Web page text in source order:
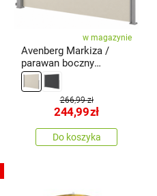
w magazynie
Avenberg Markiza /
parawan boczny
Roxane, beżowy
266,99 zł
244,99zł
Do koszyka